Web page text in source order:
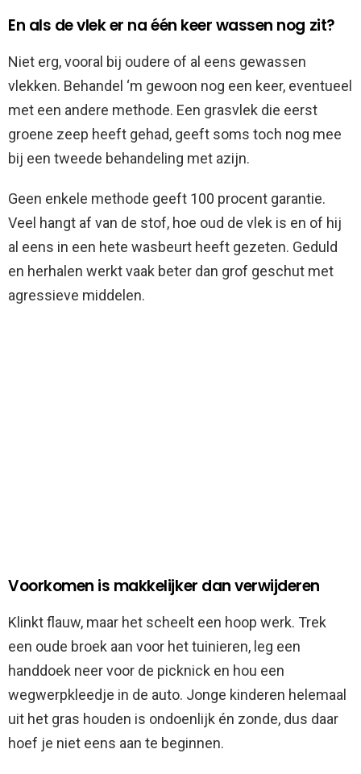
En als de vlek er na één keer wassen nog zit?
Niet erg, vooral bij oudere of al eens gewassen
vlekken. Behandel ‘m gewoon nog een keer, eventueel
met een andere methode. Een grasvlek die eerst
groene zeep heeft gehad, geeft soms toch nog mee
bij een tweede behandeling met azijn.
Geen enkele methode geeft 100 procent garantie.
Veel hangt af van de stof, hoe oud de vlek is en of hij
al eens in een hete wasbeurt heeft gezeten. Geduld
en herhalen werkt vaak beter dan grof geschut met
agressieve middelen.
Voorkomen is makkelijker dan verwijderen
Klinkt flauw, maar het scheelt een hoop werk. Trek
een oude broek aan voor het tuinieren, leg een
handdoek neer voor de picknick en hou een
wegwerpkleedje in de auto. Jonge kinderen helemaal
uit het gras houden is ondoenlijk én zonde, dus daar
hoef je niet eens aan te beginnen.